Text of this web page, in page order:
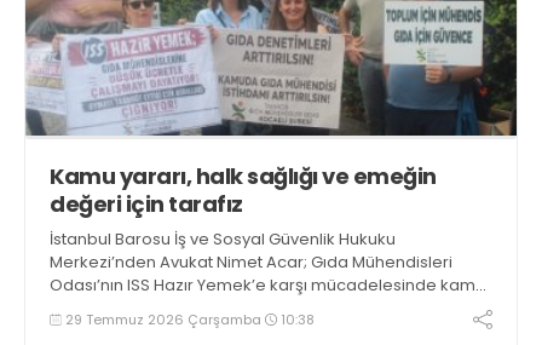
Kamu yararı, halk sağlığı ve emeğin
değeri için tarafız
İstanbul Barosu İş ve Sosyal Güvenlik Hukuku
Merkezi’nden Avukat Nimet Acar; Gıda Mühendisleri
Odası’nın ISS Hazır Yemek’e karşı mücadelesinde kamu
yararı, halk sağlığı ve emeğin değeri için taraf ve
dayanışma içinde olacaklarını söyledi
29 Temmuz 2026 Çarşamba 10:38